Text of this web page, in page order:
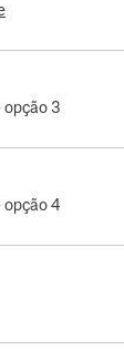
opção 3
opção 4